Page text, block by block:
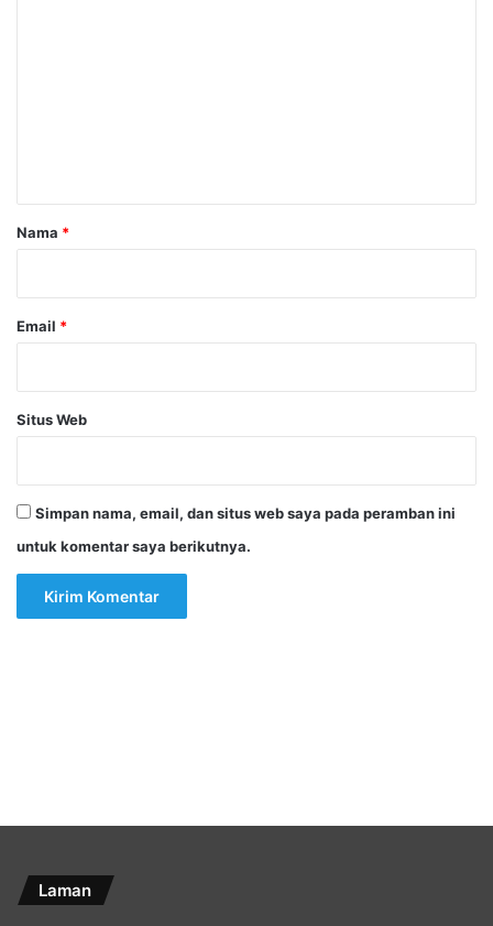
rNama *
Email *
Situs Web
Simpan nama, email, dan situs web saya pada peramban ini
untuk komentar saya berikutnya.
Laman